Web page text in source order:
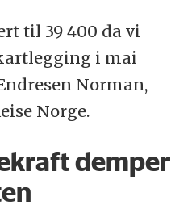
til 39 400 da vi
i mai
Norman,
Norge.
demper